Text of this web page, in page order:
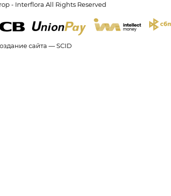
- Interflora All Rights Reserved
сайта — SCID